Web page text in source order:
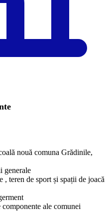
nouă comuna Grădinile,
generale
, teren de sport și spații de joacă
componente ale comunei